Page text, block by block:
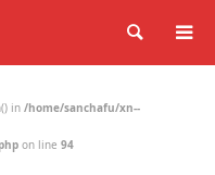
検索
in /home/sanchafu/xn--
on line 94